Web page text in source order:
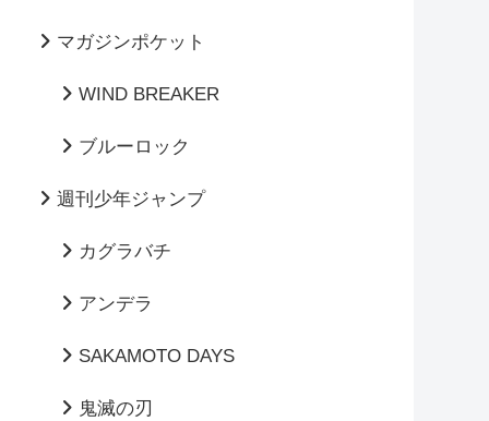
マガジンポケット
WIND BREAKER
ブルーロック
週刊少年ジャンプ
カグラバチ
アンデラ
SAKAMOTO DAYS
鬼滅の刃